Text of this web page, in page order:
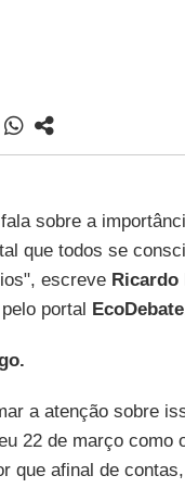
sobre a
que todos se
escreve Ricardo
portal EcoDebate
a atenção sobre
22 de março como
que afinal de